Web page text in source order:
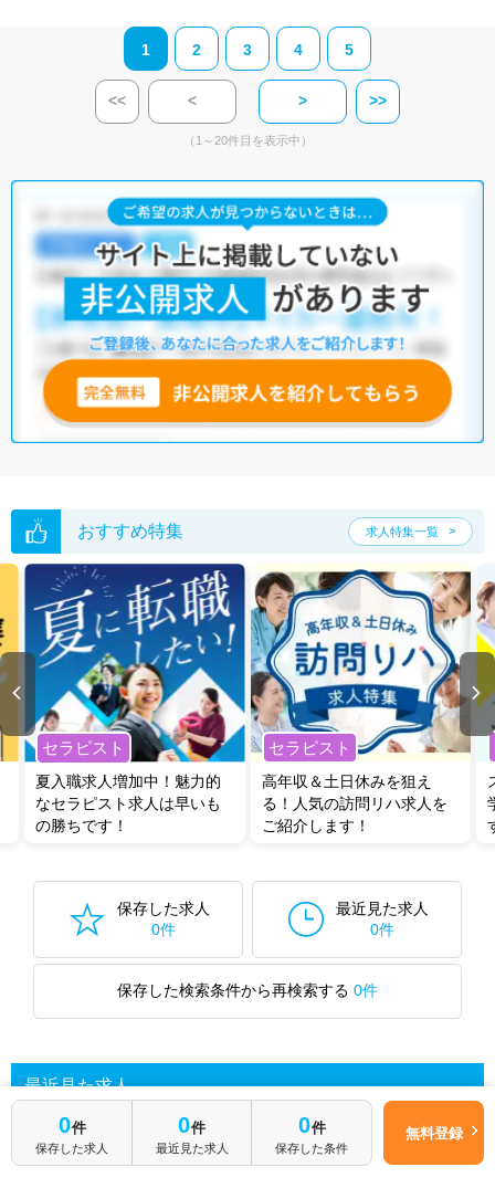
1 2 3 4 5
<< < > >>
（1～20件目を表示中）
おすすめ特集 求人特集一覧
セラピスト
夏入職求人増加中！魅力的
なセラピスト求人は早いも
の勝ちです！
セラピスト
高年収＆土日休みを狙え
る！人気の訪問リハ求人を
ご紹介します！
保存した求人
0件
最近見た求人
0件
保存した検索条件から再検索する 0件
最近見た求人
あなたが最近見た求人を表示します
0件
保存した求人
0件
最近見た求人
0件
保存した条件
無料登録